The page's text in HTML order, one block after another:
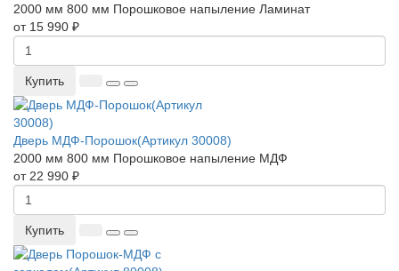
2000 мм 800 мм Порошковое напыление Ламинат
от 15 990 ₽
Купить
Дверь МДФ-Порошок(Артикул 30008)
2000 мм 800 мм Порошковое напыление МДФ
от 22 990 ₽
Купить